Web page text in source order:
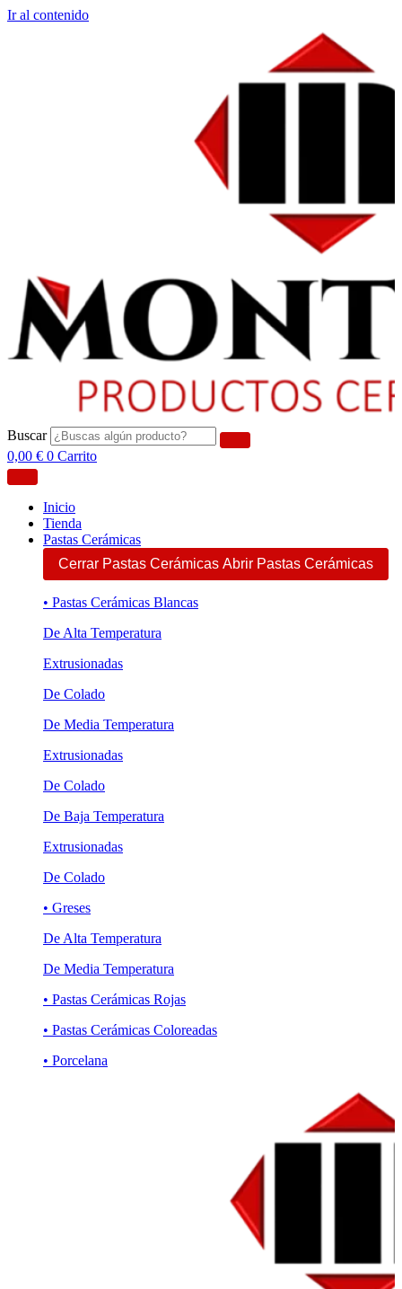
Ir al contenido
Buscar
0,00 € 0 Carrito
Inicio
Tienda
Pastas Cerámicas
Cerrar Pastas Cerámicas Abrir Pastas Cerámicas
• Pastas Cerámicas Blancas
De Alta Temperatura
Extrusionadas
De Colado
De Media Temperatura
Extrusionadas
De Colado
De Baja Temperatura
Extrusionadas
De Colado
• Greses
De Alta Temperatura
De Media Temperatura
• Pastas Cerámicas Rojas
• Pastas Cerámicas Coloreadas
• Porcelana